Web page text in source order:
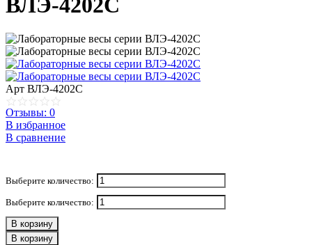
Арт ВЛЭ-4202C
Отзывы: 0
В избранное
В сравнение
Выберите количество:
Выберите количество:
В корзину
В корзину